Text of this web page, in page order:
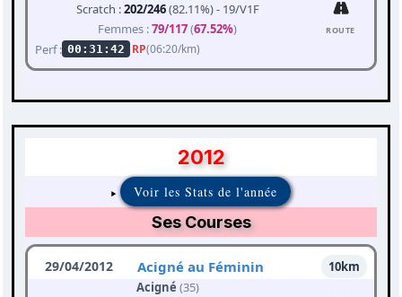
Scratch :202/246(82.11%) - 19/V1F
Femmes :79/117(67.52%)
Perf : 00:31:42 RP(06:20/km)
ROUTE
2012
Voir les Stats de l'année
Ses Courses
29/04/2012 Acigné au Féminin
10km
Acigné (35)